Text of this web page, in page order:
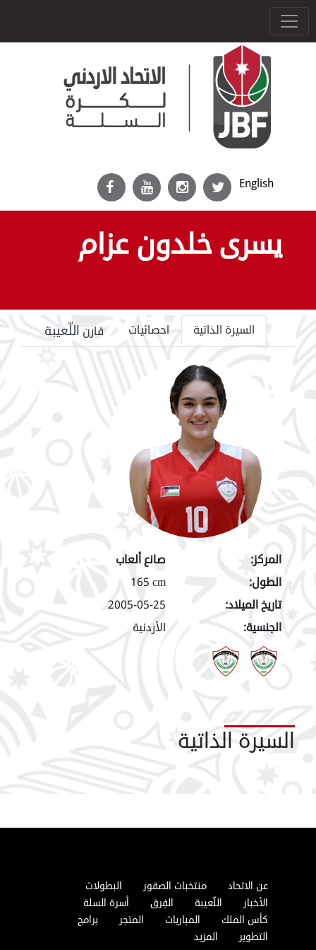
English
يسرى خلدون عزام
السيرة الذاتية احصائيات قارن اللّعيبة
المركز:
صانع ألعاب
الطول:
165 cm
تاريخ الميلاد:
2005-05-25
الجنسية:
الأردنية
السيرة الذاتية
عن الاتحاد منتخبات الصقور
البطولات
الأخبار
اللّعيبة الفِرق
أسرة السلة
كأس الملك
المباريات المتجر
برامج
التطوير
المزيد